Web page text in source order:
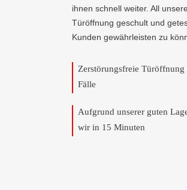
ihnen schnell weiter. All
Türöffnung geschult und
Kunden gewährleisten zu
Zerstörungsfreie
Fälle
Aufgrund unserer guten
wir in 15 Minuten